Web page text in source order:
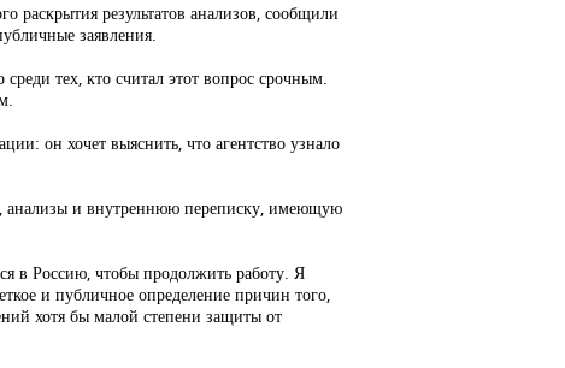
раскрытия результатов анализов, сообщили
заявления.
тех, кто считал этот вопрос срочным.
он хочет выяснить, что агентство узнало
анализы и внутреннюю переписку, имеющую
в Россию, чтобы продолжить работу. Я
и публичное определение причин того,
хотя бы малой степени защиты от